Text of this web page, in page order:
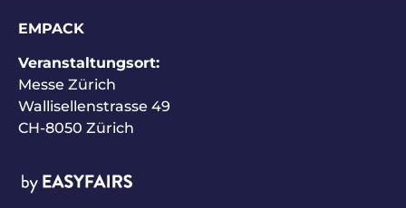
EMPACK
Veranstaltungsort:
Messe Zürich
Wallisellenstrasse 49
CH-8050 Zürich